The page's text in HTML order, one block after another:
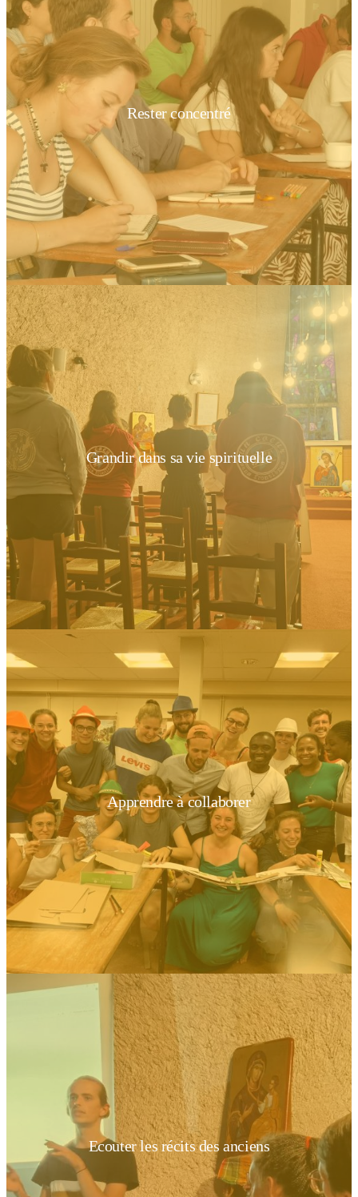
Rester concentré
Grandir dans sa vie spirituelle
Apprendre à collaborer
Ecouter les récits des anciens